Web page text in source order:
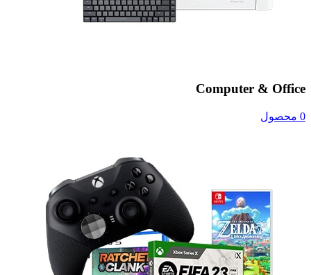
Computer & Office
0 محصول